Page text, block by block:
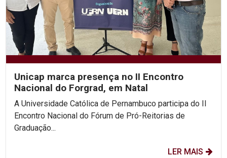
Unicap marca presença no II Encontro
Nacional do Forgrad, em Natal
A Universidade Católica de Pernambuco participa do II
Encontro Nacional do Fórum de Pró-Reitorias de
Graduação...
LER MAIS